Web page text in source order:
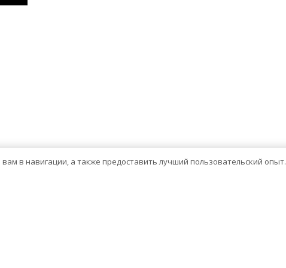
в навигации, а также предоставить лучший пользовательский опыт.